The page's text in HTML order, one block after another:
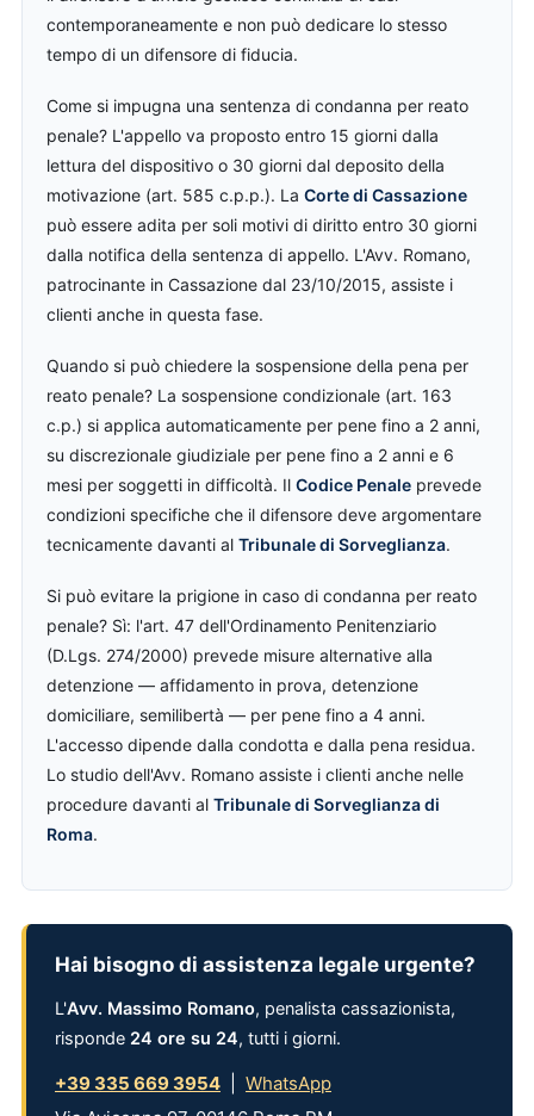
contemporaneamente e non può dedicare lo stesso
tempo di un difensore di fiducia.
Come si impugna una sentenza di condanna per reato
penale? L'appello va proposto entro 15 giorni dalla
lettura del dispositivo o 30 giorni dal deposito della
motivazione (art. 585 c.p.p.). La Corte di Cassazione
può essere adita per soli motivi di diritto entro 30 giorni
dalla notifica della sentenza di appello. L'Avv. Romano,
patrocinante in Cassazione dal 23/10/2015, assiste i
clienti anche in questa fase.
Quando si può chiedere la sospensione della pena per
reato penale? La sospensione condizionale (art. 163
c.p.) si applica automaticamente per pene fino a 2 anni,
su discrezionale giudiziale per pene fino a 2 anni e 6
mesi per soggetti in difficoltà. Il Codice Penale prevede
condizioni specifiche che il difensore deve argomentare
tecnicamente davanti al Tribunale di Sorveglianza.
Si può evitare la prigione in caso di condanna per reato
penale? Sì: l'art. 47 dell'Ordinamento Penitenziario
(D.Lgs. 274/2000) prevede misure alternative alla
detenzione — affidamento in prova, detenzione
domiciliare, semilibertà — per pene fino a 4 anni.
L'accesso dipende dalla condotta e dalla pena residua.
Lo studio dell'Avv. Romano assiste i clienti anche nelle
procedure davanti al Tribunale di Sorveglianza di
Roma.
Hai bisogno di assistenza legale urgente?
L'Avv. Massimo Romano, penalista cassazionista,
risponde 24 ore su 24, tutti i giorni.
+39 335 669 3954
WhatsApp